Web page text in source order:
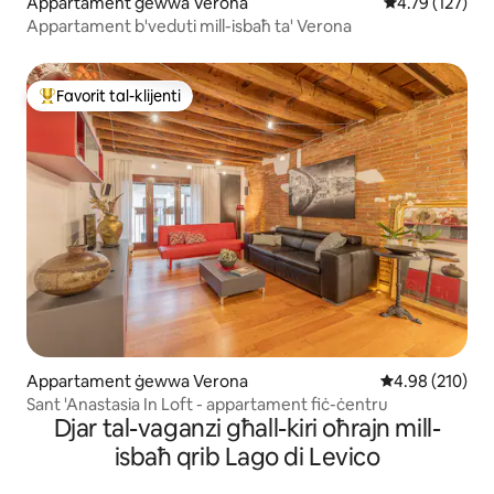
Appartament b'veduti mill-isbaħ ta' Verona
Wieħed mill-aqwa favoriti tal-klijenti
Favorit tal-klijenti
Appartament ġewwa Verona Rating medju
4.98 (210)
Sant 'Anastasia In Loft - appartament fiċ-ċentru
Djar tal-vaganzi għall-kiri oħrajn mill-
isbaħ qrib Lago di Levico